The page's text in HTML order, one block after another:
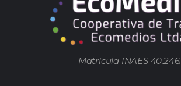
Matrícula INAES 40.246.